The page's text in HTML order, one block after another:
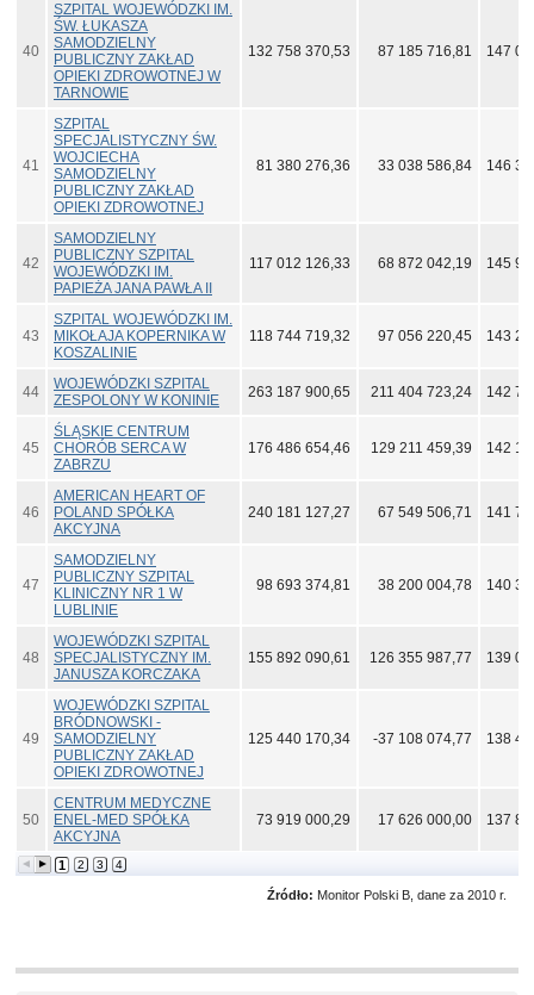
40
SZPITAL WOJEWÓDZKI IM.
ŚW. ŁUKASZA
SAMODZIELNY
PUBLICZNY ZAKŁAD
OPIEKI ZDROWOTNEJ W
TARNOWIE
132 758 370,53 87 185 716,81 147
41
SZPITAL
SPECJALISTYCZNY ŚW.
WOJCIECHA
SAMODZIELNY
PUBLICZNY ZAKŁAD
OPIEKI ZDROWOTNEJ
81 380 276,36 33 038 586,84 146
42
SAMODZIELNY
PUBLICZNY SZPITAL
WOJEWÓDZKI IM.
PAPIEŻA JANA PAWŁA II
117 012 126,33 68 872 042,19 145
43
SZPITAL WOJEWÓDZKI IM.
MIKOŁAJA KOPERNIKA W
KOSZALINIE
118 744 719,32 97 056 220,45 143
44
WOJEWÓDZKI SZPITAL
ZESPOLONY W KONINIE
263 187 900,65 211 404 723,24 142
45
ŚLĄSKIE CENTRUM
CHORÓB SERCA W
ZABRZU
176 486 654,46 129 211 459,39 142
46
AMERICAN HEART OF
POLAND SPÓŁKA
AKCYJNA
240 181 127,27 67 549 506,71 141
47
SAMODZIELNY
PUBLICZNY SZPITAL
KLINICZNY NR 1 W
LUBLINIE
98 693 374,81 38 200 004,78 140
48
WOJEWÓDZKI SZPITAL
SPECJALISTYCZNY IM.
JANUSZA KORCZAKA
155 892 090,61 126 355 987,77 139
49
WOJEWÓDZKI SZPITAL
BRÓDNOWSKI -
SAMODZIELNY
PUBLICZNY ZAKŁAD
OPIEKI ZDROWOTNEJ
125 440 170,34 -37 108 074,77 138
50
CENTRUM MEDYCZNE
ENEL-MED SPÓŁKA
AKCYJNA
73 919 000,29 17 626 000,00 137
1 2 3 4
Źródło: Monitor Polski B, dane za 2010 r.